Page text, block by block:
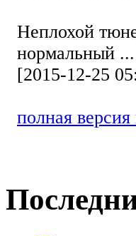
Неплохой
нормальный ...
[2015-12-25
полная